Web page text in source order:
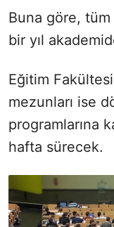
Buna göre,
bir yıl
Eğitim
mezunları ise
programlarına
hafta sürecek.